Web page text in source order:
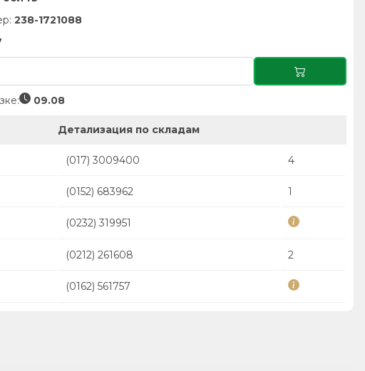
238-1721088
09.08
Детализация по складам
(017) 3009400 4
(0152) 683962 1
(0232) 319951
(0212) 261608 2
(0162) 561757